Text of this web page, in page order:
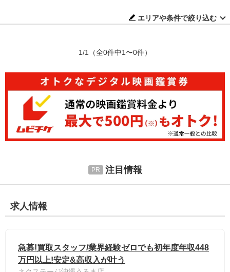
エリアや条件で絞り込む
1/1 （全0件中1〜0件）
注目情報
求人情報
急募!買取スタッフ/業界経験ゼロでも初年度年収448
万円以上!安定&高収入が叶う